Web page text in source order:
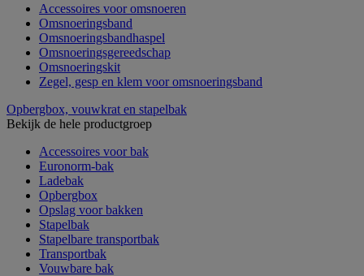
Accessoires voor omsnoeren
Omsnoeringsband
Omsnoeringsbandhaspel
Omsnoeringsgereedschap
Omsnoeringskit
Zegel, gesp en klem voor omsnoeringsband
Opbergbox, vouwkrat en stapelbak
Bekijk de hele productgroep
Accessoires voor bak
Euronorm-bak
Ladebak
Opbergbox
Opslag voor bakken
Stapelbak
Stapelbare transportbak
Transportbak
Vouwbare bak